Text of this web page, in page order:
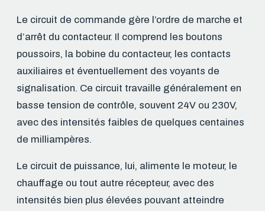
Le circuit de commande gère l’ordre de marche et
d’arrêt du contacteur. Il comprend les boutons
poussoirs, la bobine du contacteur, les contacts
auxiliaires et éventuellement des voyants de
signalisation. Ce circuit travaille généralement en
basse tension de contrôle, souvent 24V ou 230V,
avec des intensités faibles de quelques centaines
de milliampères.
Le circuit de puissance, lui, alimente le moteur, le
chauffage ou tout autre récepteur, avec des
intensités bien plus élevées pouvant atteindre